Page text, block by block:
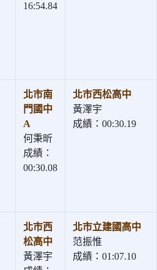
16:54.84
北市南
門國中
A
何秉昕
成績：
00:30.08
北市西松高中
黃澤宇
成績：00:30.19
北市西
松高中
黃澤宇
北市立建國高中
范振惟
成績：01:07.10